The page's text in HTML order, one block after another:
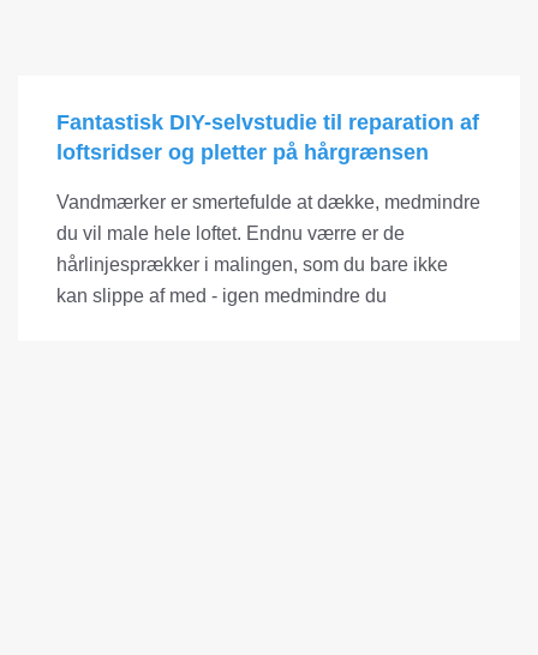
Fantastisk DIY-selvstudie til reparation af
loftsridser og pletter på hårgrænsen
Vandmærker er smertefulde at dække, medmindre
du vil male hele loftet. Endnu værre er de
hårlinjesprækker i malingen, som du bare ikke
kan slippe af med - igen medmindre du